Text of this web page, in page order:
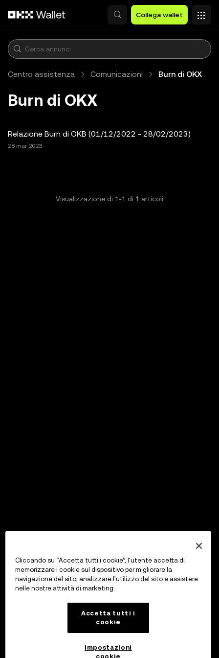
Collega wallet
Centro assistenza Comunicazioni Burn di OKX
Burn di OKX
Relazione Burn di OKB (01/12/2022 - 28/02/2023)
28 mar 2023
Visualizzazione di 1-1 di 1 articoli
Cliccando su “Accetta tutti i cookie”, l'utente accetta di
memorizzare i cookie sul dispositivo per migliorare la
navigazione del sito, analizzare l'utilizzo del sito e assistere
nelle nostre attività di marketing.
Accetta tutti i
cookie
Impostazioni
cookie